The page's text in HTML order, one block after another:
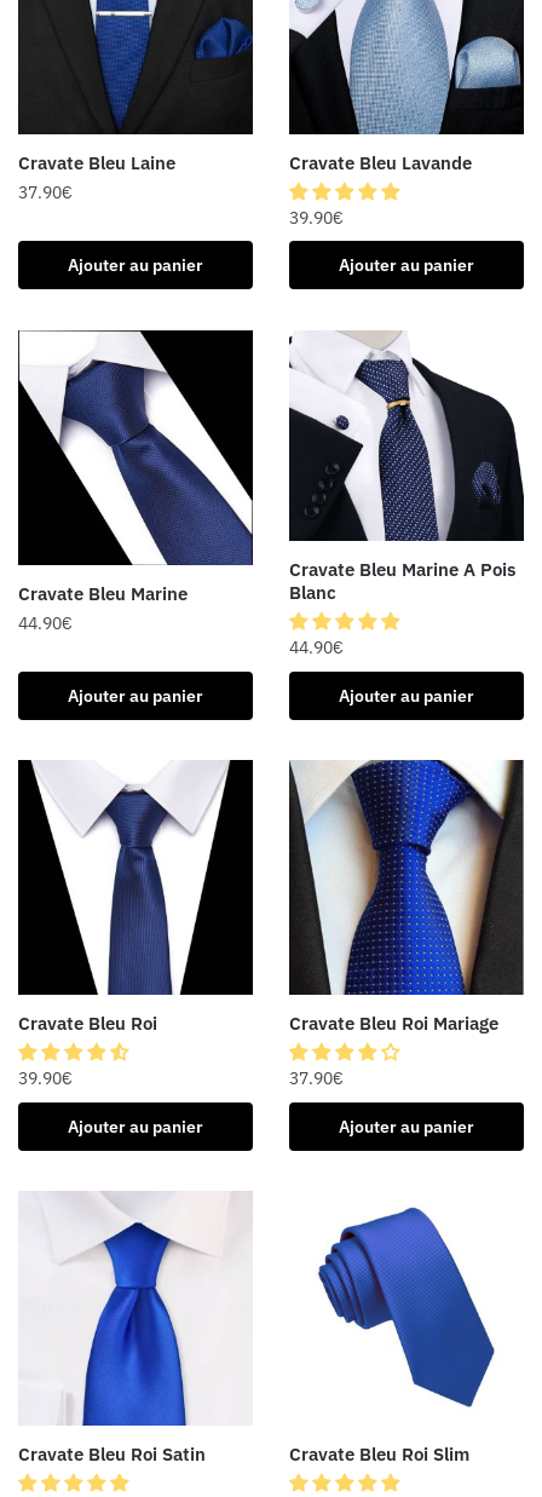
Cravate Bleu Laine
37.90€
Ajouter au panier
Cravate Bleu Lavande
39.90€
Ajouter au panier
Cravate Bleu Marine
44.90€
Ajouter au panier
Cravate Bleu Marine A Pois
Blanc
44.90€
Ajouter au panier
Cravate Bleu Roi
39.90€
Ajouter au panier
Cravate Bleu Roi Mariage
37.90€
Ajouter au panier
Cravate Bleu Roi Satin Cravate Bleu Roi Slim